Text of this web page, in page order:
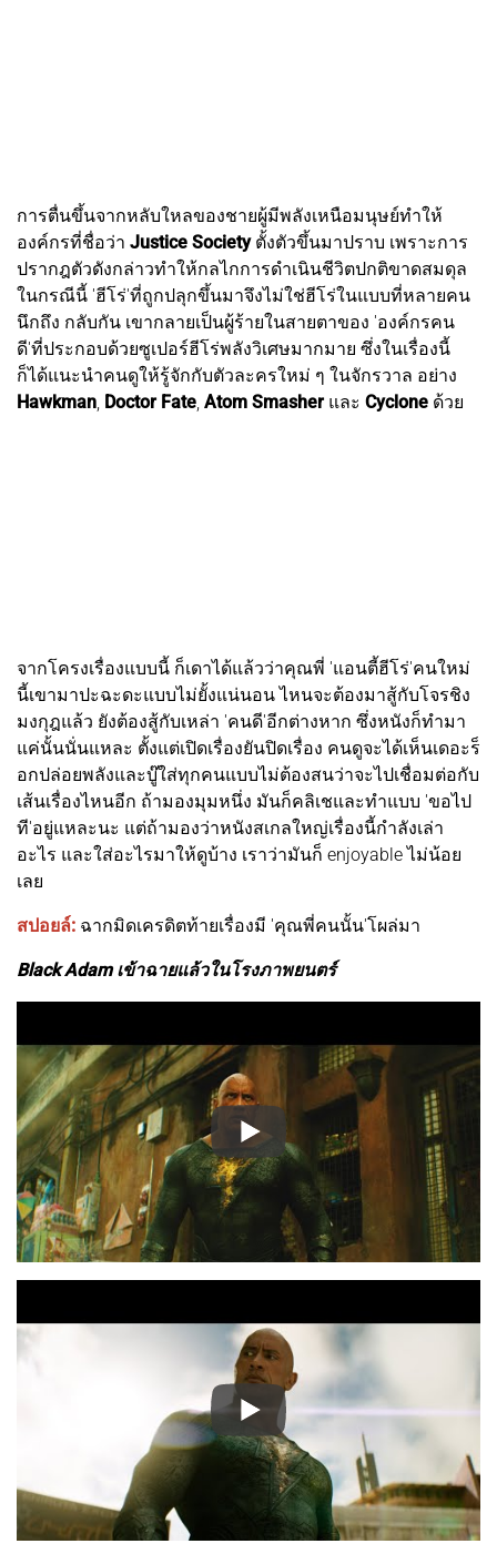
การตื่นขึ้นจากหลับใหลของชายผู้มีพลังเหนือมนุษย์ทำให้
องค์กรที่ชื่อว่า Justice Society ตั้งตัวขึ้นมาปราบ เพราะการ
ปรากฎตัวดังกล่าวทำให้กลไกการดำเนินชีวิตปกติขาดสมดุล
ในกรณีนี้ 'ฮีโร่'ที่ถูกปลุกขึ้นมาจึงไม่ใช่ฮีโร่ในแบบที่หลายคน
นึกถึง กลับกัน เขากลายเป็นผู้ร้ายในสายตาของ 'องค์กรคน
ดี'ที่ประกอบด้วยซูเปอร์ฮีโร่พลังวิเศษมากมาย ซึ่งในเรื่องนี้
ก็ได้แนะนำคนดูให้รู้จักกับตัวละครใหม่ ๆ ในจักรวาล อย่าง
Hawkman, Doctor Fate, Atom Smasher และ Cyclone ด้วย
จากโครงเรื่องแบบนี้ ก็เดาได้แล้วว่าคุณพี่ 'แอนตี้ฮีโร่'คนใหม่
นี้เขามาปะฉะดะแบบไม่ยั้งแน่นอน ไหนจะต้องมาสู้กับโจรชิง
มงกุฎแล้ว ยังต้องสู้กับเหล่า 'คนดี'อีกต่างหาก ซึ่งหนังก็ทำมา
แค่นั้นนั่นแหละ ตั้งแต่เปิดเรื่องยันปิดเรื่อง คนดูจะได้เห็นเดอะร็
อกปล่อยพลังและบู๊ใส่ทุกคนแบบไม่ต้องสนว่าจะไปเชื่อมต่อกับ
เส้นเรื่องไหนอีก ถ้ามองมุมหนึ่ง มันก็คลิเชและทำแบบ 'ขอไป
ที'อยู่แหละนะ แต่ถ้ามองว่าหนังสเกลใหญ่เรื่องนี้กำลังเล่า
อะไร และใส่อะไรมาให้ดูบ้าง เราว่ามันก็ enjoyable ไม่น้อย
เลย
สปอยล์: ฉากมิดเครดิตท้ายเรื่องมี 'คุณพี่คนนั้น'โผล่มา
Black Adam เข้าฉายแล้วในโรงภาพยนตร์